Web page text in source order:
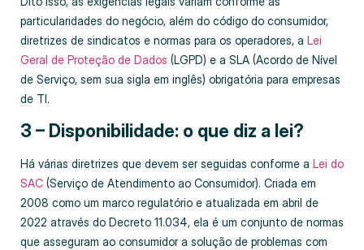
particularidades do negócio, além do código do consumidor,
diretrizes de sindicatos e normas para os operadores, a Lei
Geral de Proteção de Dados (LGPD) e a SLA (Acordo de Nível
de Serviço, sem sua sigla em inglês) obrigatória para empresas
de TI.
3 – Disponibilidade: o que diz a lei?
Há várias diretrizes que devem ser seguidas conforme a Lei do
SAC (Serviço de Atendimento ao Consumidor). Criada em
2008 como um marco regulatório e atualizada em abril de
2022 através do Decreto 11.034, ela é um conjunto de normas
que asseguram ao consumidor a solução de problemas com